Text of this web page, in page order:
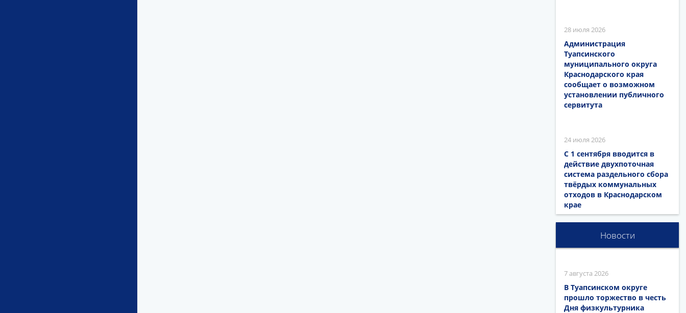
28 июля 2026
Администрация
Туапсинского
муниципального округа
Краснодарского края
сообщает о возможном
установлении публичного
сервитута
24 июля 2026
С 1 сентября вводится в
действие двухпоточная
система раздельного сбора
твёрдых коммунальных
отходов в Краснодарском
крае
Новости
7 августа 2026
В Туапсинском округе
прошло торжество в честь
Дня физкультурника